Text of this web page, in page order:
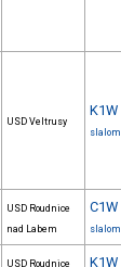
USD Veltrusy
K1W
slalom
USD Roudnice
nad Labem
C1W
slalom
USD Roudnice
K1W